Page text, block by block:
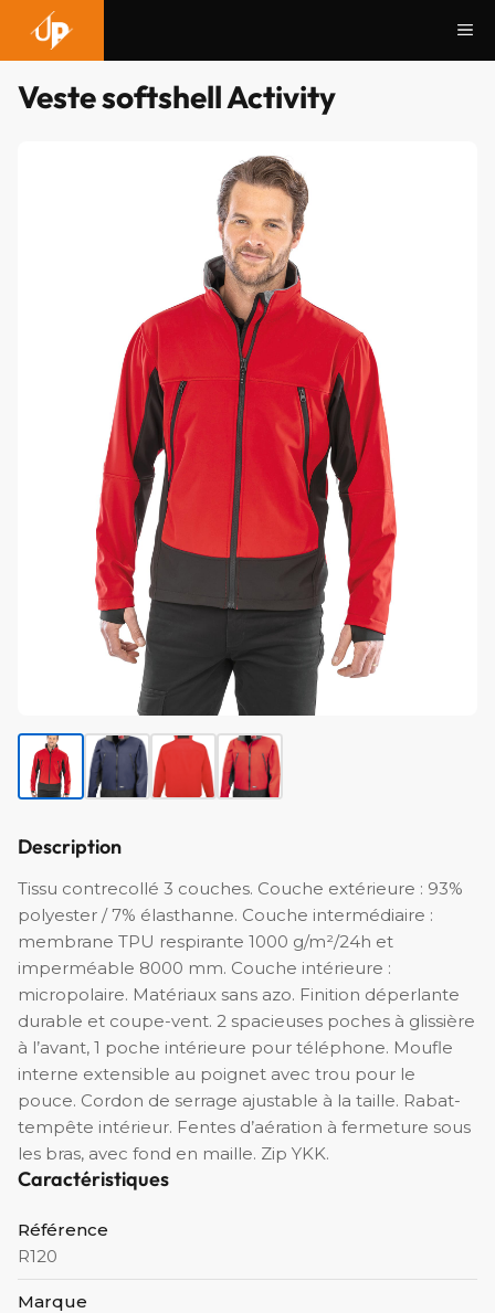
contenu
Veste softshell Activity
Description
Tissu contrecollé 3 couches. Couche extérieure : 93%
polyester / 7% élasthanne. Couche intermédiaire :
membrane TPU respirante 1000 g/m²/24h et
imperméable 8000 mm. Couche intérieure :
micropolaire. Matériaux sans azo. Finition déperlante
durable et coupe-vent. 2 spacieuses poches à glissière
à l’avant, 1 poche intérieure pour téléphone. Moufle
interne extensible au poignet avec trou pour le
pouce. Cordon de serrage ajustable à la taille. Rabat-
tempête intérieur. Fentes d’aération à fermeture sous
les bras, avec fond en maille. Zip YKK.
Caractéristiques
Référence
R120
Marque